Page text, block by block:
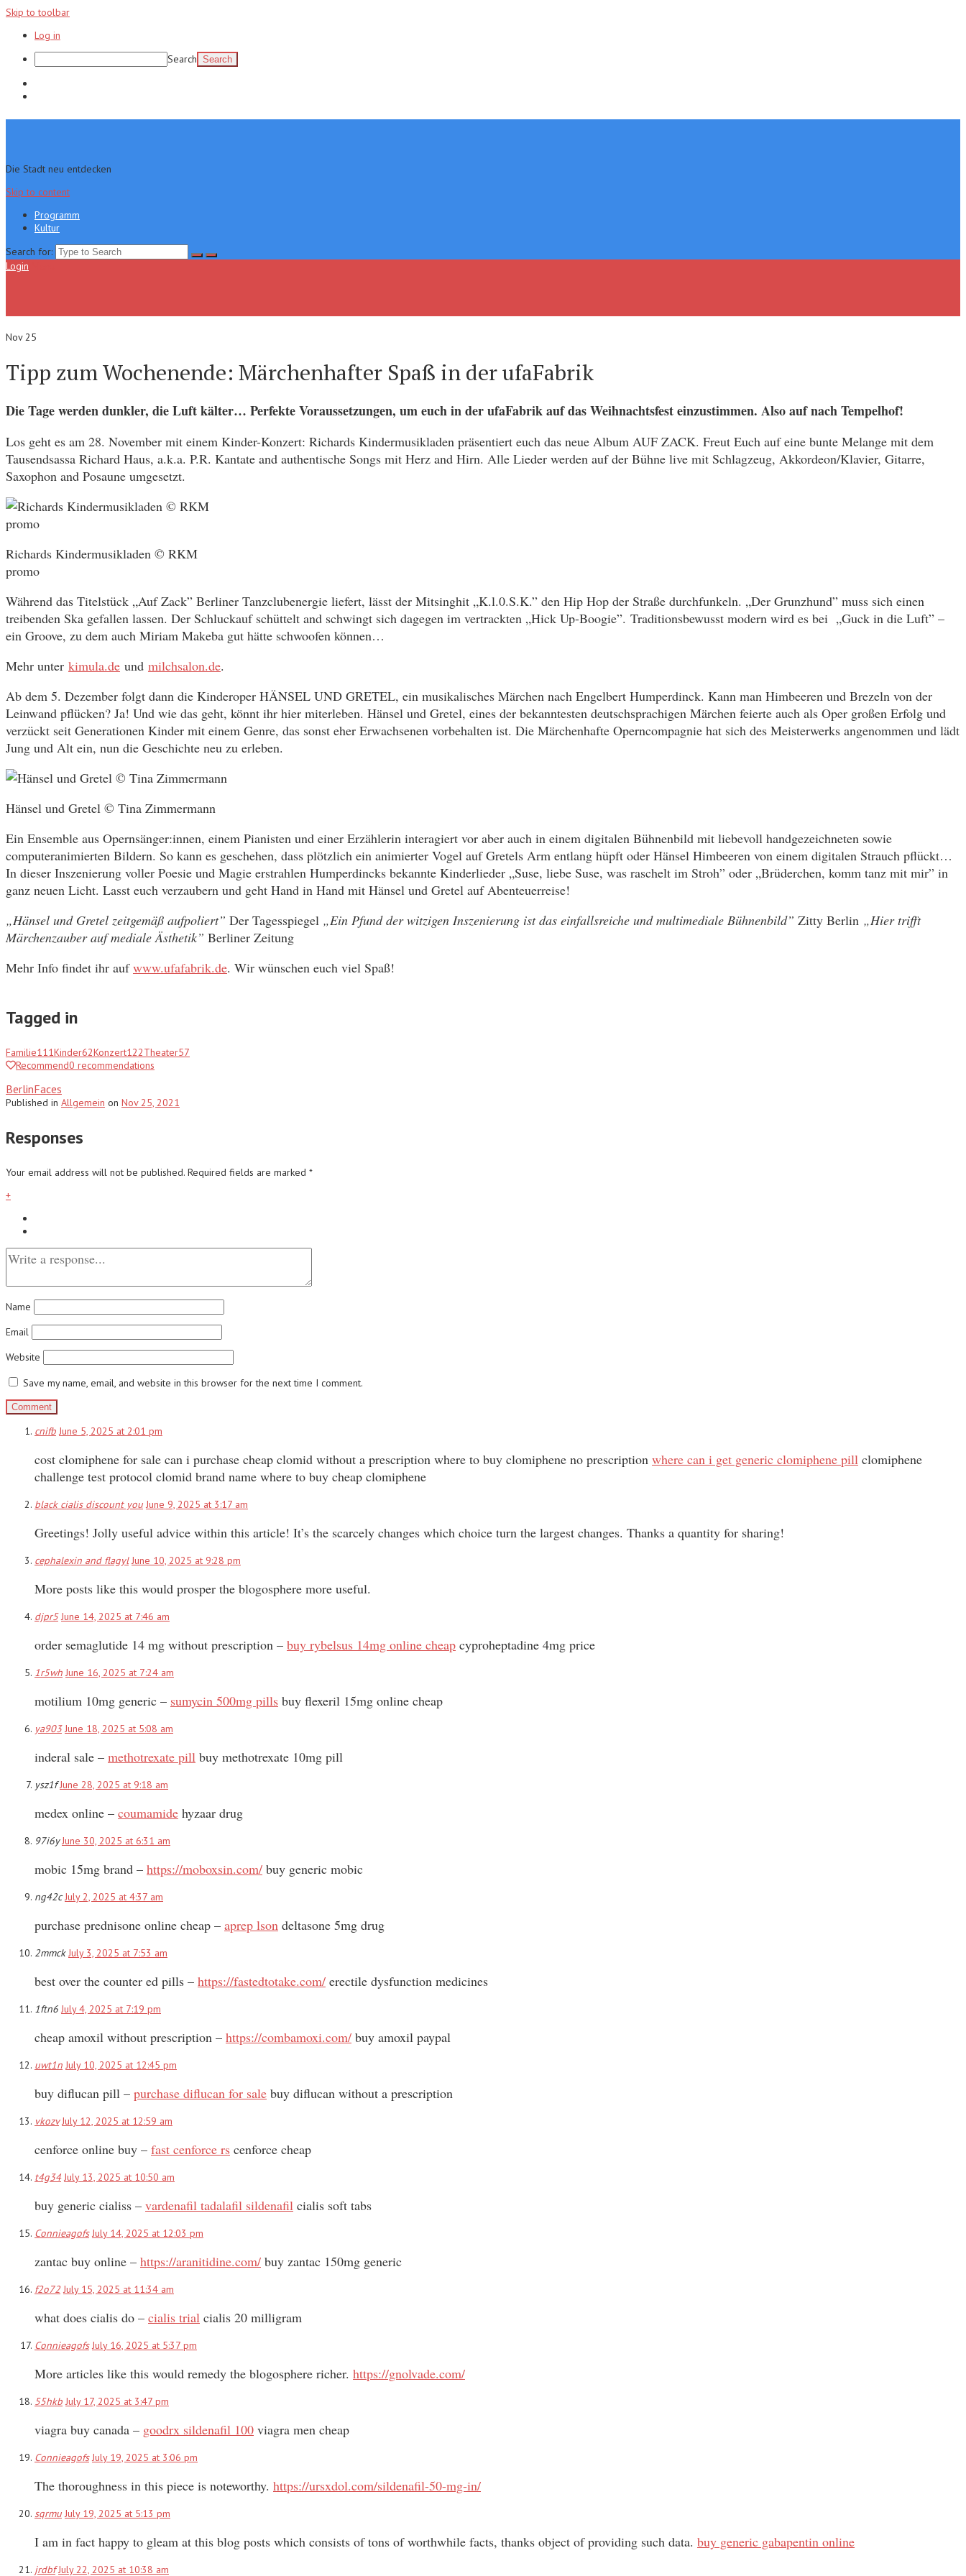
Skip to toolbar
Log in
Search
Die Stadt neu entdecken
Skip to content
Programm
Kultur
Search for:
Login
Nov 25
Tipp zum Wochenende: Märchenhafter Spaß in der ufaFabrik
Die Tage werden dunkler, die Luft kälter… Perfekte Voraussetzungen, um euch in der ufaFabrik auf das Weihnachtsfest einzustimmen. Also auf nach Tempelhof!
Los geht es am 28. November mit einem Kinder-Konzert: Richards Kindermusikladen präsentiert euch das neue Album AUF ZACK. Freut Euch auf eine bunte Melange mit dem
Tausendsassa Richard Haus, a.k.a. P.R. Kantate and authentische Songs mit Herz and Hirn. Alle Lieder werden auf der Bühne live mit Schlagzeug, Akkordeon/Klavier, Gitarre,
Saxophon and Posaune umgesetzt.
Richards Kindermusikladen © RKM
promo
Während das Titelstück „Auf Zack” Berliner Tanzclubenergie liefert, lässt der Mitsinghit „K.l.0.S.K.” den Hip Hop der Straße durchfunkeln. „Der Grunzhund” muss sich einen
treibenden Ska gefallen lassen. Der Schluckauf schüttelt and schwingt sich dagegen im vertrackten „Hick Up-Boogie”. Traditionsbewusst modern wird es bei „Guck in die Luft” –
ein Groove, zu dem auch Miriam Makeba gut hätte schwoofen können…
Mehr unter kimula.de und milchsalon.de.
Ab dem 5. Dezember folgt dann die Kinderoper HÄNSEL UND GRETEL, ein musikalisches Märchen nach Engelbert Humperdinck. Kann man Himbeeren und Brezeln von der
Leinwand pflücken? Ja! Und wie das geht, könnt ihr hier miterleben. Hänsel und Gretel, eines der bekanntesten deutschsprachigen Märchen feierte auch als Oper großen Erfolg und
verzückt seit Generationen Kinder mit einem Genre, das sonst eher Erwachsenen vorbehalten ist. Die Märchenhafte Operncompagnie hat sich des Meisterwerks angenommen und lädt
Jung und Alt ein, nun die Geschichte neu zu erleben.
Hänsel und Gretel © Tina Zimmermann
Ein Ensemble aus Opernsänger:innen, einem Pianisten und einer Erzählerin interagiert vor aber auch in einem digitalen Bühnenbild mit liebevoll handgezeichneten sowie
computeranimierten Bildern. So kann es geschehen, dass plötzlich ein animierter Vogel auf Gretels Arm entlang hüpft oder Hänsel Himbeeren von einem digitalen Strauch pflückt…
In dieser Inszenierung voller Poesie und Magie erstrahlen Humperdincks bekannte Kinderlieder „Suse, liebe Suse, was raschelt im Stroh” oder „Brüderchen, komm tanz mit mir” in
ganz neuen Licht. Lasst euch verzaubern und geht Hand in Hand mit Hänsel und Gretel auf Abenteuerreise!
„Hänsel und Gretel zeitgemäß aufpoliert” Der Tagesspiegel „Ein Pfund der witzigen Inszenierung ist das einfallsreiche und multimediale Bühnenbild” Zitty Berlin „Hier trifft
Märchenzauber auf mediale Ästhetik” Berliner Zeitung
Mehr Info findet ihr aufwww.ufafabrik.de. Wir wünschen euch viel Spaß!
Tagged in
Familie111Kinder62Konzert122Theater57
Recommend0 recommendations
BerlinFaces
Published in Allgemein on Nov 25, 2021
Responses
Your email address will not be published. Required fields are marked *
+
Name
Email
Website
Save my name, email, and website in this browser for the next time I comment.
cnifb June 5, 2025 at 2:01 pm
cost clomiphene for sale can i purchase cheap clomid without a prescription where to buy clomiphene no prescription where can i get generic clomiphene pill clomiphene
challenge test protocol clomid brand name where to buy cheap clomiphene
black cialis discount you June 9, 2025 at 3:17 am
Greetings! Jolly useful advice within this article! It’s the scarcely changes which choice turn the largest changes. Thanks a quantity for sharing!
cephalexin and flagyl June 10, 2025 at 9:28 pm
More posts like this would prosper the blogosphere more useful.
djpr5 June 14, 2025 at 7:46 am
order semaglutide 14 mg without prescription – buy rybelsus 14mg online cheap cyproheptadine 4mg price
1r5wh June 16, 2025 at 7:24 am
motilium 10mg generic – sumycin 500mg pills buy flexeril 15mg online cheap
ya903 June 18, 2025 at 5:08 am
inderal sale – methotrexate pill buy methotrexate 10mg pill
ysz1fJune 28, 2025 at 9:18 am
medex online – coumamide hyzaar drug
97i6yJune 30, 2025 at 6:31 am
mobic 15mg brand – https://moboxsin.com/ buy generic mobic
ng42cJuly 2, 2025 at 4:37 am
purchase prednisone online cheap – aprep lson deltasone 5mg drug
2mmckJuly 3, 2025 at 7:53 am
best over the counter ed pills – https://fastedtotake.com/ erectile dysfunction medicines
1ftn6 July 4, 2025 at 7:19 pm
cheap amoxil without prescription – https://combamoxi.com/ buy amoxil paypal
uwt1n July 10, 2025 at 12:45 pm
buy diflucan pill – purchase diflucan for sale buy diflucan without a prescription
vkozv July 12, 2025 at 12:59 am
cenforce online buy – fast cenforce rs cenforce cheap
t4g34 July 13, 2025 at 10:50 am
buy generic cialiss – vardenafil tadalafil sildenafil cialis soft tabs
Connieagofs July 14, 2025 at 12:03 pm
zantac buy online – https://aranitidine.com/ buy zantac 150mg generic
f2o72 July 15, 2025 at 11:34 am
what does cialis do – cialis trial cialis 20 milligram
Connieagofs July 16, 2025 at 5:37 pm
More articles like this would remedy the blogosphere richer. https://gnolvade.com/
55hkb July 17, 2025 at 3:47 pm
viagra buy canada – goodrx sildenafil 100 viagra men cheap
Connieagofs July 19, 2025 at 3:06 pm
The thoroughness in this piece is noteworthy. https://ursxdol.com/sildenafil-50-mg-in/
sqrmu July 19, 2025 at 5:13 pm
I am in fact happy to gleam at this blog posts which consists of tons of worthwhile facts, thanks object of providing such data. buy generic gabapentin online
jrdbf July 22, 2025 at 10:38 am